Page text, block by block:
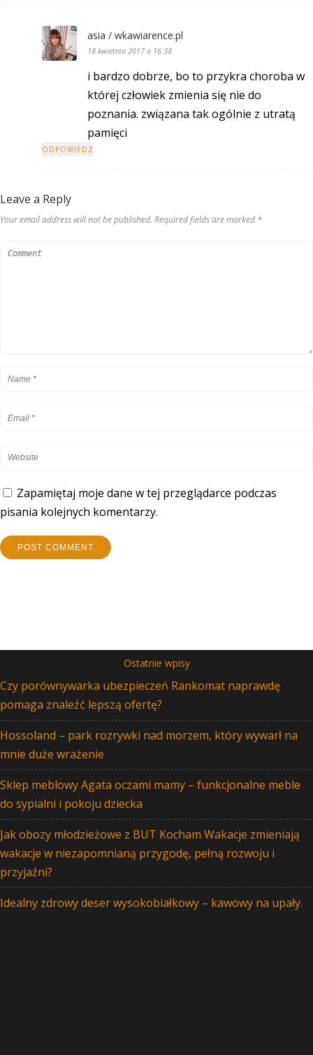
asia / wkawiarence.pl
18 kwietnia 2017 o 16:38
i bardzo dobrze, bo to przykra choroba w
której człowiek zmienia się nie do
poznania. związana tak ogólnie z utratą
pamięci
ODPOWIEDZ
Leave a Reply
Your email address will not be published. Required fields are marked *
Zapamiętaj moje dane w tej przeglądarce podczas
pisania kolejnych komentarzy.
Ostatnie wpisy
Czy porównywarka ubezpieczeń Rankomat naprawdę
pomaga znaleźć lepszą ofertę?
Hossoland – park rozrywki nad morzem, który wywarł na
mnie duże wrażenie
Sklep meblowy Agata oczami mamy – funkcjonalne meble
do sypialni i pokoju dziecka
Jak obozy młodzieżowe z BUT Kocham Wakacje zmieniają
wakacje w niezapomnianą przygodę, pełną rozwoju i
przyjaźni?
Idealny zdrowy deser wysokobiałkowy – kawowy na upały.